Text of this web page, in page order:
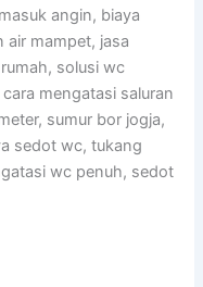
angin, biaya
air mampet, jasa
solusi wc
mengatasi saluran
sumur bor jogja,
sedot wc, tukang
wc penuh, sedot